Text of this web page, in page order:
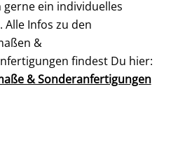
gerne ein individuelles
Alle Infos zu den
&
findest Du hier:
& Sonderanfertigungen